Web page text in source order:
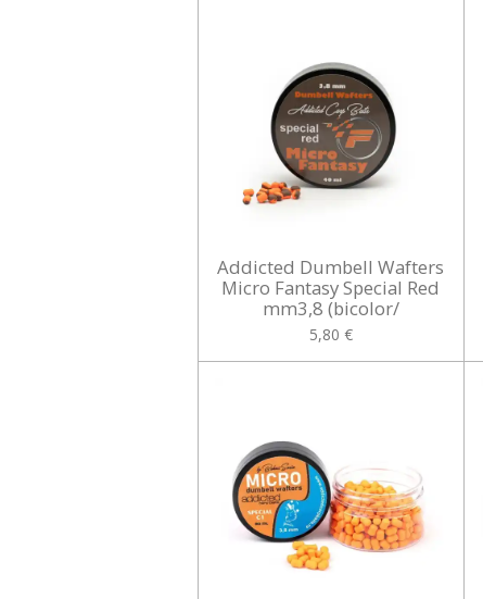
Addicted Dumbell Wafters
Micro Fantasy Special Red
mm3,8 (bicolor/
5,80 €